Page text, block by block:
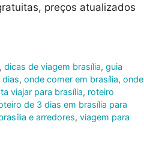
preços atualizados
,dicas de viagem brasília,guia
dias, onde comer em brasília, onde
viajar para brasília, roteiro
de 3 dias em brasília para
e arredores, viagem para